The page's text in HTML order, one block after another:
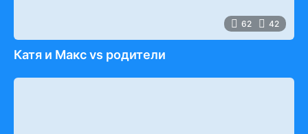
62 42
Катя и Макс vs родители